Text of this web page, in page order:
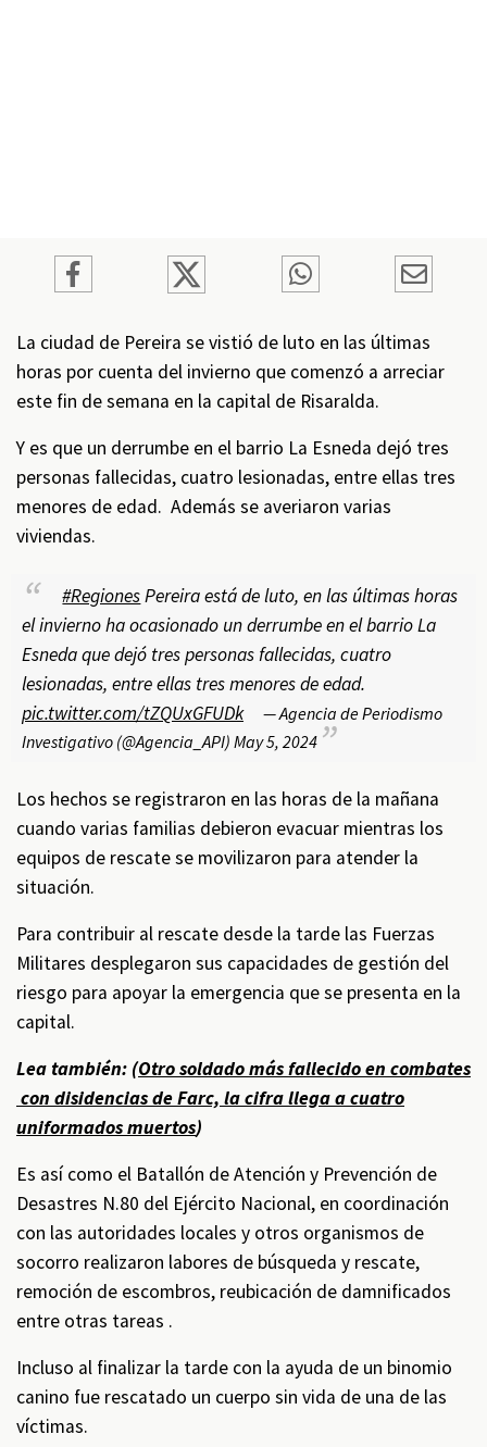
La ciudad de Pereira se vistió de luto en las últimas
horas por cuenta del invierno que comenzó a arreciar
este fin de semana en la capital de Risaralda.
Y es que un derrumbe en el barrio La Esneda dejó tres
personas fallecidas, cuatro lesionadas, entre ellas tres
menores de edad. Además se averiaron varias
viviendas.
#RegionesPereira está de luto, en las últimas horas
el invierno ha ocasionado un derrumbe en el barrio La
Esneda que dejó tres personas fallecidas, cuatro
lesionadas, entre ellas tres menores de edad.
pic.twitter.com/tZQUxGFUDk
— Agencia de Periodismo
Investigativo (@Agencia_API) May 5, 2024
Los hechos se registraron en las horas de la mañana
cuando varias familias debieron evacuar mientras los
equipos de rescate se movilizaron para atender la
situación.
Para contribuir al rescate desde la tarde las Fuerzas
Militares desplegaron sus capacidades de gestión del
riesgo para apoyar la emergencia que se presenta en la
capital.
Lea también: (Otro soldado más fallecido en combates
con disidencias de Farc, la cifra llega a cuatro
uniformados muertos)
Es así como el Batallón de Atención y Prevención de
Desastres N.80 del Ejército Nacional, en coordinación
con las autoridades locales y otros organismos de
socorro realizaron labores de búsqueda y rescate,
remoción de escombros, reubicación de damnificados
entre otras tareas .
Incluso al finalizar la tarde con la ayuda de un binomio
canino fue rescatado un cuerpo sin vida de una de las
víctimas.